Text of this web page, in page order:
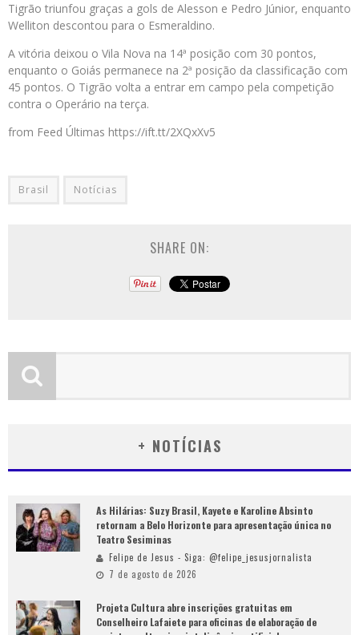
Tigrão triunfou graças a gols de Alesson e Pedro Júnior, enquanto
Welliton descontou para o Esmeraldino.
A vitória deixou o Vila Nova na 14ª posição com 30 pontos,
enquanto o Goiás permanece na 2ª posição da classificação com
45 pontos. O Tigrão volta a entrar em campo pela competição
contra o Operário na terça.
from Feed Últimas https://ift.tt/2XQxXv5
Brasil Notícias
SHARE ON:
+ NOTÍCIAS
As Hilárias: Suzy Brasil, Kayete e Karoline Absinto
retornam a Belo Horizonte para apresentação única no
Teatro Sesiminas
Felipe de Jesus - Siga: @felipe_jesusjornalista
7 de agosto de 2026
Projeta Cultura abre inscrições gratuitas em
Conselheiro Lafaiete para oficinas de elaboração de